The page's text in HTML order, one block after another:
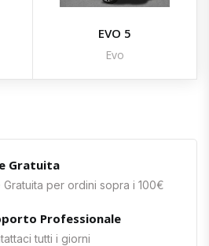
EVO 5
Evo
Gratuita
per ordini sopra i 100€
Professionale
tutti i giorni